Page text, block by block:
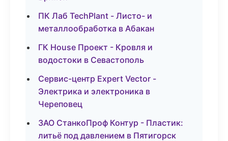
ПК Лаб TechPlant - Листо- и
металлообработка в Абакан
ГК House Проект - Кровля и
водостоки в Севастополь
Сервис-центр Expert Vector -
Электрика и электроника в
Череповец
ЗАО СтанкоПроф Контур - Пластик:
литьё под давлением в Пятигорск